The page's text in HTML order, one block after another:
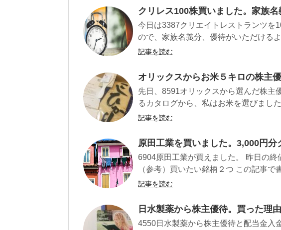
クリレス100株買いました。家族名
今日は3387クリエイトレストランツを
ので、家族名義分、優待がいただける
記事を読む
オリックスからお米５キロの株主
先日、8591オリックスから選んだ株主
るカタログから、私はお米を選びまし
記事を読む
原田工業を買いました。3,000円分
6904原田工業が買えました。 昨日の終
（参考）買いたい銘柄２つ この記事で
記事を読む
日水製薬から株主優待。買った理
4550日水製薬から株主優待と配当金入